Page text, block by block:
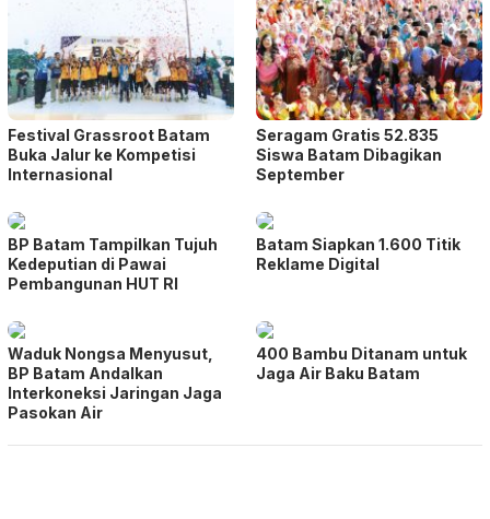
Festival Grassroot Batam
Buka Jalur ke Kompetisi
Internasional
Seragam Gratis 52.835
Siswa Batam Dibagikan
September
BP Batam Tampilkan Tujuh
Kedeputian di Pawai
Pembangunan HUT RI
Batam Siapkan 1.600 Titik
Reklame Digital
Waduk Nongsa Menyusut,
BP Batam Andalkan
Interkoneksi Jaringan Jaga
Pasokan Air
400 Bambu Ditanam untuk
Jaga Air Baku Batam